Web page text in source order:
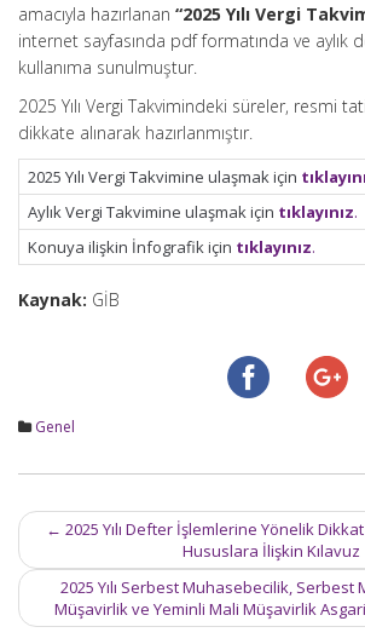
amacıyla hazırlanan “2025 Yılı Vergi
internet sayfasında pdf formatında ve aylık
kullanıma sunulmuştur.
2025 Yılı Vergi Takvimindeki süreler, resmi
dikkate alınarak hazırlanmıştır.
2025 Yılı Vergi Takvimine ulaşmak için
Aylık Vergi Takvimine ulaşmak için tıklayınız.
Konuya ilişkin İnfografik için tıklayınız.
Kaynak: GİB
Genel
Post
navigation
← 2025 Yılı Defter İşlemlerine Yönelik
Hususlara İlişkin Kılavuz
2025 Yılı Serbest Muhasebecilik, Serbest
Müşavirlik ve Yeminli Mali Müşavirlik